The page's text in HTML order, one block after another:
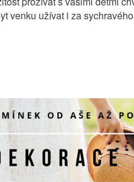
venku užívat i za